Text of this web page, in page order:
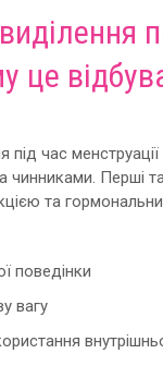
це
під час
чинниками. Перші
та
поведінки
вагу